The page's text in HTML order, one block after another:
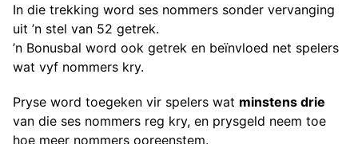
In die trekking word ses nommers sonder vervanging
uit ’n stel van 52 getrek.
’n Bonusbal word ook getrek en beïnvloed net spelers
wat vyf nommers kry.
Pryse word toegeken vir spelers wat minstens drie
van die ses nommers reg kry, en prysgeld neem toe
hoe meer nommers ooreenstem.